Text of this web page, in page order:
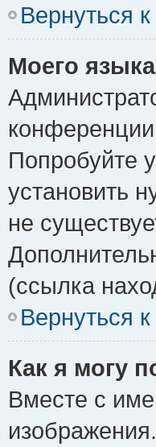
Вернуться
Моего
Попробуйте
установить
не
(ссылка
Вернуться
Как я могу
Вместе с